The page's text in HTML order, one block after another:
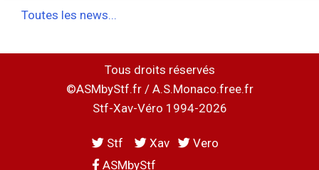
Toutes les news...
Tous droits réservés
©ASMbyStf.fr / A.S.Monaco.free.fr
Stf-Xav-Véro 1994-2026
Stf Xav
Vero
ASMbyStf